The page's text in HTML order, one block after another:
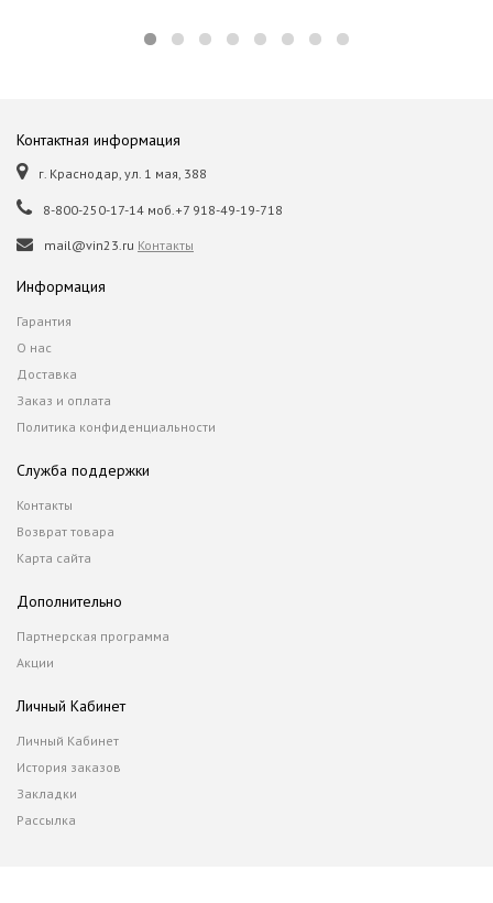
Контактная информация
г. Краснодар, ул. 1 мая, 388
8-800-250-17-14 моб.+7 918-49-19-718
mail@vin23.ru Контакты
Информация
Гарантия
О нас
Доставка
Заказ и оплата
Политика конфиденциальности
Служба поддержки
Контакты
Возврат товара
Карта сайта
Дополнительно
Партнерская программа
Акции
Личный Кабинет
Личный Кабинет
История заказов
Закладки
Рассылка